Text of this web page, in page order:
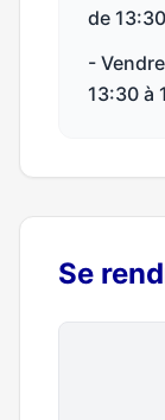
de
-
13:30 à
Se